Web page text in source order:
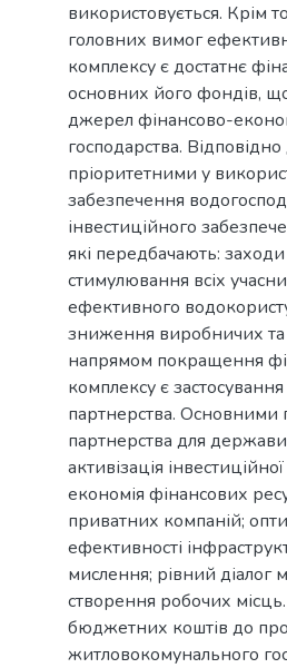
використовується. Крім
головних вимог
комплексу є достатнє
основних його фондів,
джерел фінансово-
господарства.
пріоритетними у
забезпечення
інвестиційного
які передбачають: заходи
стимулювання всіх
ефективного
зниження виробничих
напрямом покращення
комплексу є
партнерства.
партнерства для
активізація
економія фінансових
приватних компаній;
ефективності
мислення; рівний діалог
створення робочих
бюджетних коштів до
житловокомунального